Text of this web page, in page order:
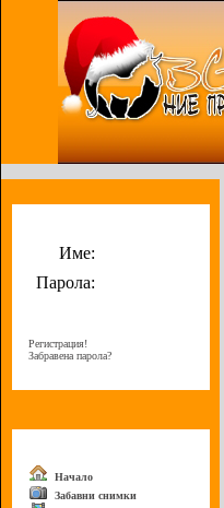
Име:
Парола:
Регистрация!
Забравена парола?
Начало
Забавни снимки